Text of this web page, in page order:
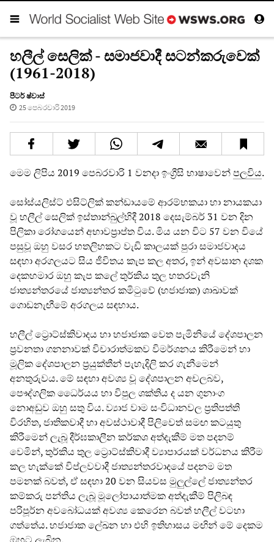
හලීල් සෙලික් - සමාජවාදී සටන්කරුවෙක්
(1961-2018)
පීටර් ෂ්වාස්
25 පෙබරවාරි 2019
මෙම ලිපිය 2019 පෙබරවාරි 1 වනදා ඉංග්‍රීසි භාෂාවෙන්පලවය.
සෝස්යලිස්ට් එසිට්ලික් කන්ඩායමේ ආරම්භකයා හා නායකයා
වූ හලීල් සෙලික් ඉස්තාන්බුල්හිදී 2018 දෙසැම්බර් 31 වන දින
පිලිකා රෝගයෙන් අභාවප්‍රාප්ත විය. මිය යන විට 57 වන වියේ
පසුවූ ඔහු වසර හතලිහකට වැඩි කාලයක් පුරා සමාජවාදය
සඳහා අරගලයට සිය ජීවිතය කැප කල අතර, ඉන් අවසාන දශක
දෙකහමාර ඔහු කැප කලේ තුර්කිය තුල හතරවැනි
ජාත්‍යන්තරයේ ජාත්‍යන්තර කමිටුවේ (හජාජාක) ශාඛාවක්
ගොඩනැඟීමේ අරගලය සඳහාය.
හලීල් ට්‍රොට්ස්කිවාදය හා හජාජාක වෙත පැමිනියේ දේශපාලන
ප්‍රවනතා ගනනාවක් විචාරාත්මකව විමර්ශනය කිරීමෙන් හා
මූලික දේශපාලන ප්‍රයුක්තීන් පැහැදිලි කර ගැනීමෙන්
අනතුරුවය. මේ සඳහා අවශ්‍ය වූ දේශපාලන අචලබව,
පෞද්ගලික ධෛර්යය හා විපුල ශක්තිය ද යන ගුනාංග
නොඅඩුව ඔහු සතු විය. ව්‍යාජ වාම සංවිධානවල ප්‍රතිපත්ති
විරහිත, ජාතිකවාදී හා අවස්ථාවාදී පිලිවෙත් සමඟ කටයුතු
කිරීමෙන් ලැබූ දීර්ඝකාලීන කර්කශ අත්දැකීම් මත පදනම්
වෙමින්, තුර්කිය තුල ට්‍රොට්ස්කිවාදී ව්‍යාපාරයක් වර්ධනය කිරීම
කල හැක්කේ විප්ලවවාදී ජාත්‍යන්තරවාදයේ පදනම මත
පමනක් බවත්, ඒ සඳහා 20 වන සියවස මුලුල්ලේ ජාත්‍යන්තර
කම්කරු පන්තිය ලැබූ මූලෝපායාත්මක අත්දැකීම් පිලිබඳ
පරිපූර්න අවබෝධයක් අවශ්‍ය කෙරෙන බවත් හලීල් වටහා
ගත්තේය. හජාජාක ලේඛන හා එහි ඉතිහාසය මඟින් මේ දෙකම
ඔහුට ලැබින.